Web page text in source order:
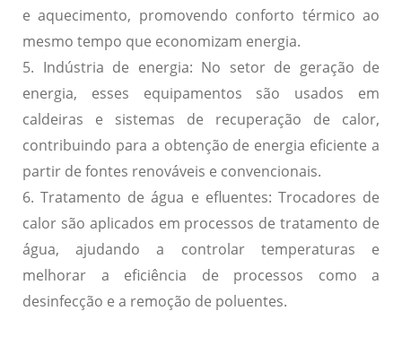
e aquecimento, promovendo conforto térmico ao
mesmo tempo que economizam energia.
5. Indústria de energia: No setor de geração de
energia, esses equipamentos são usados em
caldeiras e sistemas de recuperação de calor,
contribuindo para a obtenção de energia eficiente a
partir de fontes renováveis e convencionais.
6. Tratamento de água e efluentes: Trocadores de
calor são aplicados em processos de tratamento de
água, ajudando a controlar temperaturas e
melhorar a eficiência de processos como a
desinfecção e a remoção de poluentes.